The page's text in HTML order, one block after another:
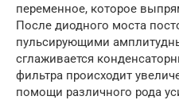
переменное, которое
После диодного моста
пульсирующими
сглаживается
фильтра происходит
помощи различного рода